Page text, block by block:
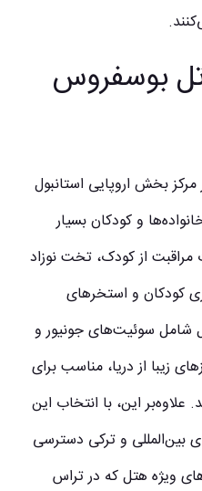
بوسفروس
بخش اروپایی استانبول
و کودکان بسیار
از کودک، تخت نوزاد
کودکان و استخرهای
شامل سوئیت‌های جونیور و
زیبا از دریا، مناسب برای
این، با انتخاب این
غذاهای بین‌المللی و ترکی دسترسی
ویژه هتل که در تراس